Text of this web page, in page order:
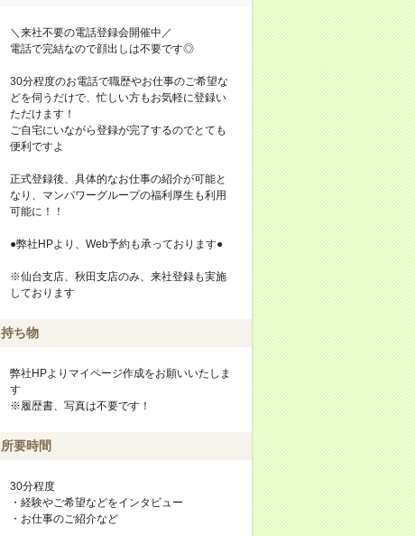
＼来社不要の電話登録会開催中／
電話で完結なので顔出しは不要です◎
30分程度のお電話で職歴やお仕事のご希望な
どを伺うだけで、忙しい方もお気軽に登録い
ただけます！
ご自宅にいながら登録が完了するのでとても
便利ですよ
正式登録後、具体的なお仕事の紹介が可能と
なり、マンパワーグループの福利厚生も利用
可能に！！
●弊社HPより、Web予約も承っております●
※仙台支店、秋田支店のみ、来社登録も実施
しております
持ち物
弊社HPよりマイページ作成をお願いいたしま
す
※履歴書、写真は不要です！
所要時間
30分程度
・経験やご希望などをインタビュー
・お仕事のご紹介など